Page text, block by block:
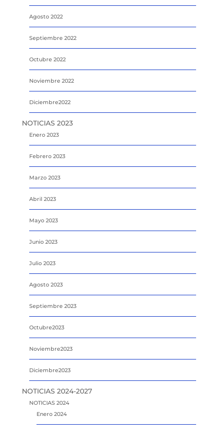
Agosto 2022
Septiembre 2022
Octubre 2022
Noviembre 2022
Diciembre2022
NOTICIAS 2023
Enero 2023
Febrero 2023
Marzo 2023
Abril 2023
Mayo 2023
Junio 2023
Julio 2023
Agosto 2023
Septiembre 2023
Octubre2023
Noviembre2023
Diciembre2023
NOTICIAS 2024-2027
NOTICIAS 2024
Enero 2024